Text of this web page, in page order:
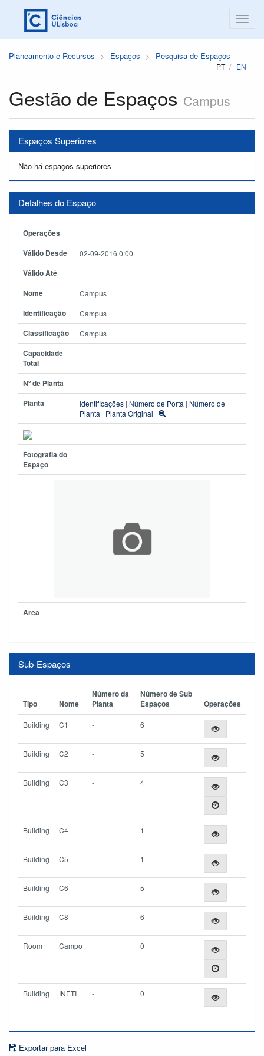
Planeamento e Recursos Espaços Pesquisa de Espaços
PT EN
Gestão de Espaços Campus
Espaços Superiores
Não há espaços superiores
Detalhes do Espaço
Operações
Válido Desde
02-09-2016 0:00
Válido Até
Nome
Campus
Identificação Campus
Classificação Campus
Capacidade
Total
Nº de Planta
Planta
Identificações | Número de Porta | Número de
Planta | Planta Original |
Fotografia do
Espaço
Àrea
Sub-Espaços
Tipo Nome
Número da
Planta
Número de Sub
Espaços
Operações
Building C1 - 6
Building C2 - 5
Building C3 - 4
Building C4 - 1
Building C5 - 1
Building C6 - 5
Building C8 - 6
Room Campo 0
Building INETI - 0
Exportar para Excel